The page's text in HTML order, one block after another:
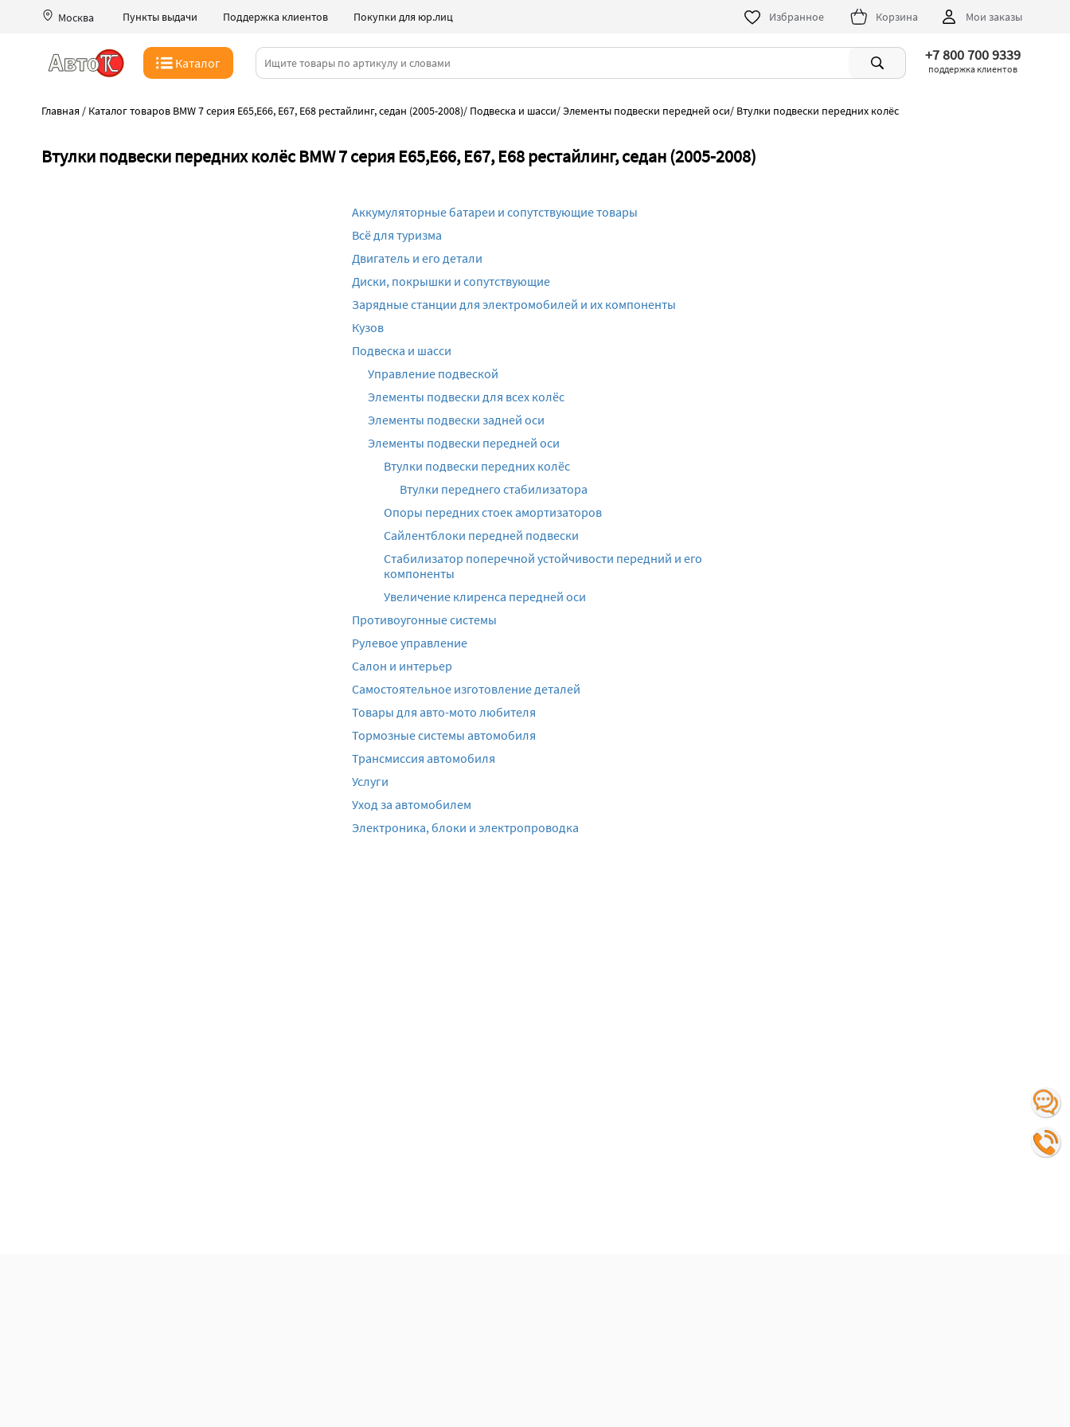
Москва Пункты выдачи Поддержка клиентов Покупки для юр.лиц Избранное Корзина Мои заказы
Каталог +7 800 700 9339
поддержка клиентов
Главная / Каталог товаров BMW 7 серия E65,E66, E67, E68 рестайлинг, седан (2005-2008)/ Подвеска и шасси/Элементы подвески передней оси/ Втулки подвески передних колёс
Втулки подвески передних колёс BMW 7 серия E65,E66, E67, E68 рестайлинг, седан (2005-2008)
Аккумуляторные батареи и сопутствующие товары
Всё для туризма
Двигатель и его детали
Диски, покрышки и сопутствующие
Зарядные станции для электромобилей и их компоненты
Кузов
Подвеска и шасси
Управление подвеской
Элементы подвески для всех колёс
Элементы подвески задней оси
Элементы подвески передней оси
Втулки подвески передних колёс
Втулки переднего стабилизатора
Опоры передних стоек амортизаторов
Сайлентблоки передней подвески
Стабилизатор поперечной устойчивости передний и его
компоненты
Увеличение клиренса передней оси
Противоугонные системы
Рулевое управление
Салон и интерьер
Самостоятельное изготовление деталей
Товары для авто-мото любителя
Тормозные системы автомобиля
Трансмиссия автомобиля
Услуги
Уход за автомобилем
Электроника, блоки и электропроводка